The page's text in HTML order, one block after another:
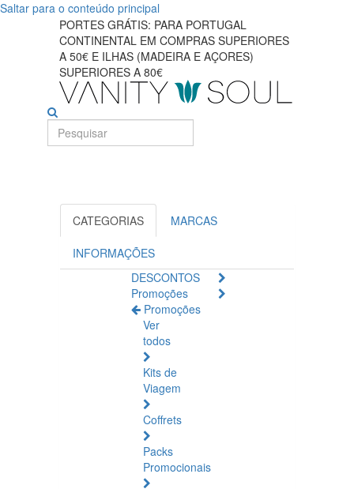
Saltar para o conteúdo principal
PORTES GRÁTIS: PARA PORTUGAL
CONTINENTAL EM COMPRAS SUPERIORES
A 50€ E ILHAS (MADEIRA E AÇORES)
SUPERIORES A 80€
CATEGORIAS MARCAS
INFORMAÇÕES
DESCONTOS
Promoções
Promoções
Ver
todos
Kits de
Viagem
Coffrets
Packs
Promocionais